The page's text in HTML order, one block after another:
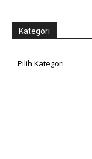
Kategori
Kategori